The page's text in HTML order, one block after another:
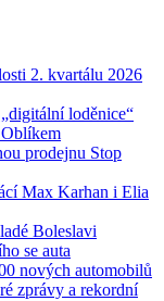
2. kvartálu 2026
loděnice“
prodejnu Stop
Max Karhan i Elia
Boleslavi
se auta
nových automobilů
zprávy a rekordní